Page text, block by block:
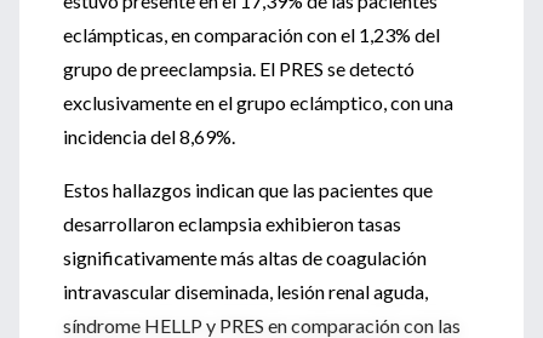
eclámpticas, en comparación con el 1,23% del
grupo de preeclampsia. El PRES se detectó
exclusivamente en el grupo eclámptico, con una
incidencia del 8,69%.
Estos hallazgos indican que las pacientes que
desarrollaron eclampsia exhibieron tasas
significativamente más altas de coagulación
intravascular diseminada, lesión renal aguda,
síndrome HELLP y PRES en comparación con las